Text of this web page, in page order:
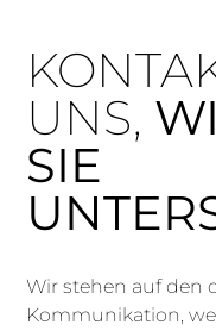
UNS,
SIE
Wir stehen auf den
Kommunikation,